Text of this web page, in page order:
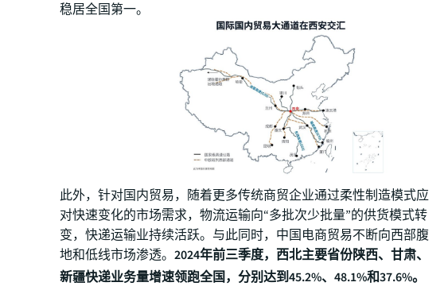
稳居全国第一。
此外，针对国内贸易，随着更多传统商贸企业通过柔性制造模式应
对快速变化的市场需求，物流运输向“多批次少批量”的供货模式转
变，快递运输业持续活跃。与此同时，中国电商贸易不断向西部腹
地和低线市场渗透。2024年前三季度，西北主要省份陕西、甘肃、
新疆快递业务量增速领跑全国，分别达到45.2%、48.1%和37.6%。